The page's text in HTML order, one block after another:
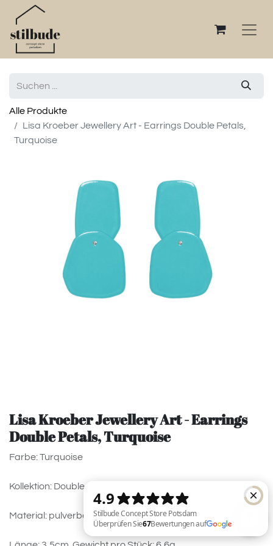
Alle Produkte
Lisa Kroeber Jewellery Art - Earrings Double Petals,
Turquoise
Lisa Kroeber Jewellery Art - Earrings
Double Petals, Turquoise
Farbe: Turquoise
Kollektion: Double Petals
Material: pulverbeschichtetes Messing, 925 Silver.